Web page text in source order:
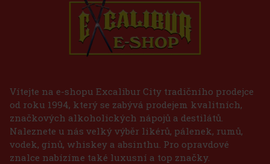
Vítejte na e-shopu Excalibur City tradičního prodejce
od roku 1994, který se zabývá prodejem kvalitních,
značkových alkoholických nápojů a destilátů.
Naleznete u nás velký výběr likérů, pálenek, rumů,
vodek, ginů, whiskey a absinthu. Pro opravdové
znalce nabízíme také luxusní a top značky.